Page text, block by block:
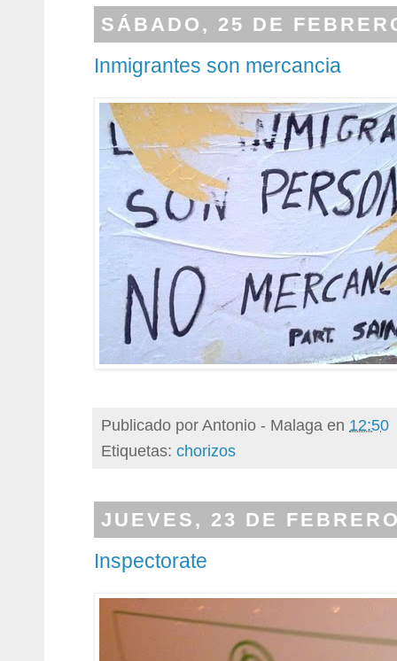
SÁBADO, 25 DE
Inmigrantes son mercancia
Publicado porAntonio - Malaga en 12:50
Etiquetas: chorizos
JUEVES, 23 DE
Inspectorate